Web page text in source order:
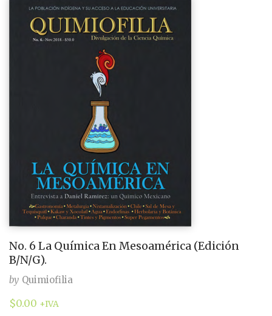
No. 6 La Química En Mesoamérica (Edición
B/N/G).
by Quimiofilia
$0.00 +IVA